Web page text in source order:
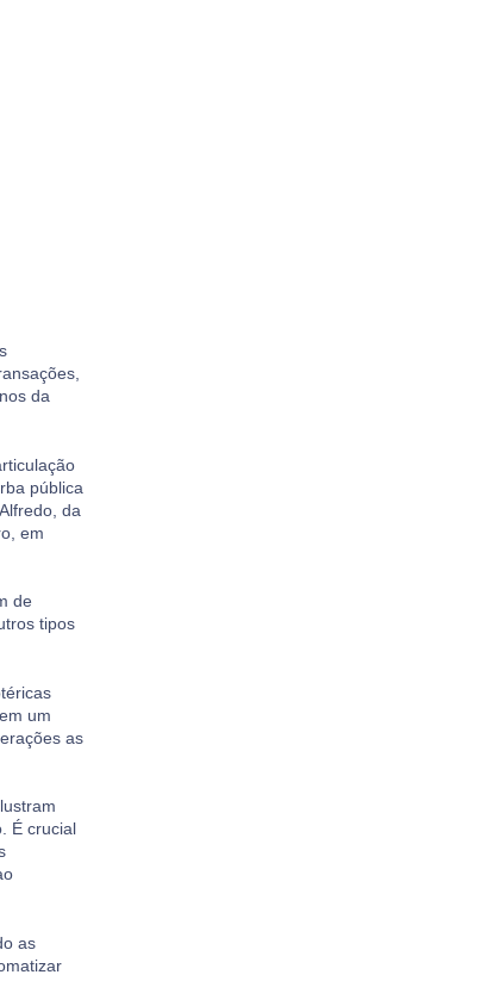
da
pública
da
em
de
tipos
um
as
É crucial
as